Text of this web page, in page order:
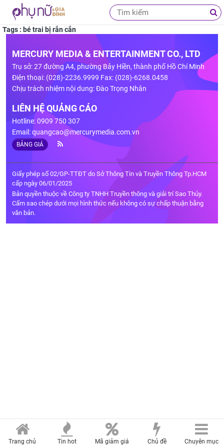
Tags : bé trai bị rắn cắn
MERCURY MEDIA & ENTERTAINMENT CO., LTD
Trụ sở: 27 đường A4, phường Bảy Hiền, thành phố Hồ Chí Minh
Điện thoại: (028)-2236.9999 Fax: (028)-6268.0458
Chịu trách nhiệm nội dung: Đào Trọng Nhân
LIÊN HỆ QUẢNG CÁO
Hotline: 0909 750 307
Email:quangcao@mercurymedia.com.vn
BẢNG GIÁ
Giấy phép số 02/GP-TTĐT do Sở Thông Tin và Truyền Thông Tp.HCM
cấp ngày 06/01/2025
Bản quyền thuộc về Công ty TNHH Truyền thông và giải trí Sao Thủy.
Cấm sao chép dưới mọi hình thức nếu không có sự chấp thuận bằng
văn bản.
Trang chủ Tin hot Mã giảm giá Chủ đề Chuyên mục